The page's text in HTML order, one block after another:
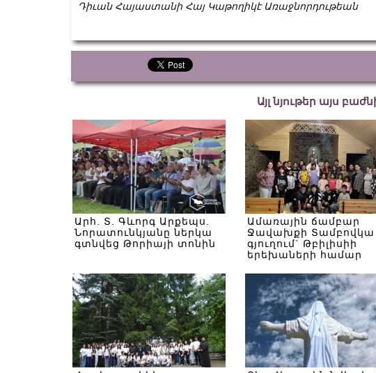
Դիւան Հայաստանի Հայ Կաթողիկէ Առաջնորդութեան
Այլ նյութեր այս
Արհ. Տ. Գևորգ Արքեպս.
Նորատունկյանը ներկա
գտնվեց Թորիայի տոնին
Ամառային ճամբար
Ջավախքի Տամբովկա
գյուղում` Թբիլիսիի
երեխաների համար